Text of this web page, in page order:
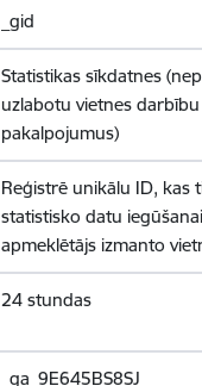
_gid
Statistikas sīkdatnes
uzlabotu vietnes
pakalpojumus)
Reģistrē unikālu ID, kas
statistisko datu
apmeklētājs izmanto
24 stundas
_ga_9E645BS8SJ